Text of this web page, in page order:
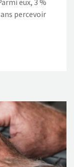
percevoir